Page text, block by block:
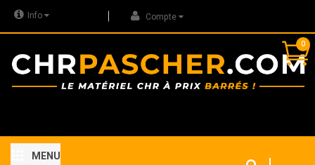
Info Compte
0
MENU